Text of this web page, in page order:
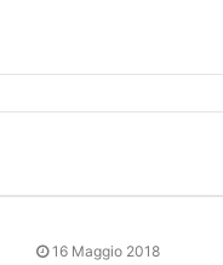
16 Maggio 2018